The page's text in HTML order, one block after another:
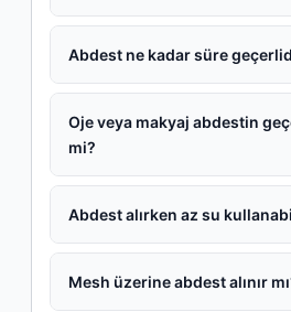
Abdest ne kadar süre
Oje veya makyaj abdestin
mi?
Abdest alırken az su
Mesh üzerine abdest alınır